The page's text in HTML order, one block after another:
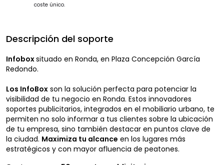
coste único.
Descripción del soporte
Infoboxsituado en Ronda, en Plaza Concepción García
Redondo.
Los InfoBox son la solución perfecta para potenciar la
visibilidad de tu negocio en Ronda. Estos innovadores
soportes publicitarios, integrados en el mobiliario urbano, te
permiten no solo informar a tus clientes sobre la ubicación
de tu empresa, sino también destacar en puntos clave de
la ciudad. Maximiza tu alcance en los lugares más
estratégicos y con mayor afluencia de peatones.